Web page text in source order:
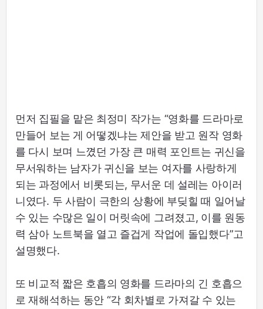
먼저 집필을 맡은 최정미 작가는 “영화를 드라마로
만들어 보는 게 어떻겠냐는 제안을 받고 원작 영화
를 다시 보며 느꼈던 가장 큰 매력 포인트는 귀신을
무서워하는 남자가 귀신을 보는 여자를 사랑하게
되는 과정에서 비롯되는, 무서운 데 설레는 아이러
니였다. 두 사람이 극한의 상황에 부딪힐 때 일어날
수 있는 수많은 일이 머릿속에 그려졌고, 이를 원동
력 삼아 노트북을 열고 즐겁게 작업에 돌입했다”고
설명했다.
또 비교적 짧은 호흡의 영화를 드라마의 긴 호흡으
로 재해석하는 동안 “각 회차별로 가져갈 수 있는